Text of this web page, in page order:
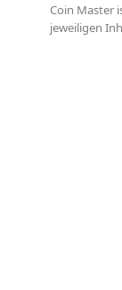
Coin Master
jeweiligen